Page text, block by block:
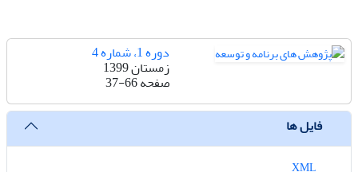
دوره 1، شماره 4
زمستان 1399
صفحه37-66
فایل ها